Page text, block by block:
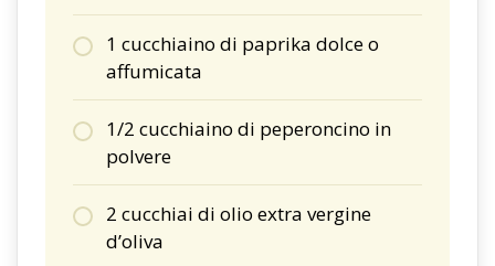
1 cucchiaino di paprika dolce o
affumicata
1/2 cucchiaino di peperoncino in
polvere
2 cucchiai di olio extra vergine
d’oliva